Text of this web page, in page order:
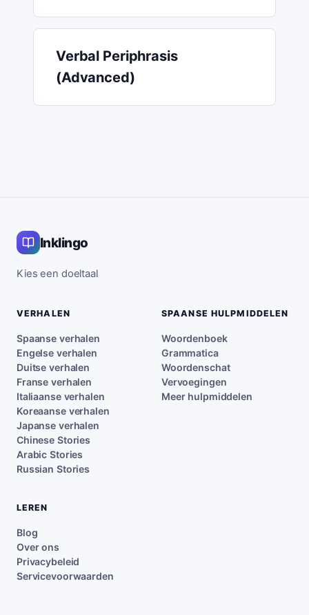
Verbal Periphrasis
(Advanced)
Inklingo
Kies een doeltaal
VERHALEN
Spaanse verhalen
Engelse verhalen
Duitse verhalen
Franse verhalen
Italiaanse verhalen
Koreaanse verhalen
Japanse verhalen
Chinese Stories
Arabic Stories
Russian Stories
SPAANSE HULPMIDDELEN
Woordenboek
Grammatica
Woordenschat
Vervoegingen
Meer hulpmiddelen
LEREN
Blog
Over ons
Privacybeleid
Servicevoorwaarden